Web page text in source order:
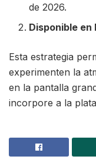
de 2026.
Disponible en
Esta estrategia
experimenten la
en la pantalla
incorpore a la